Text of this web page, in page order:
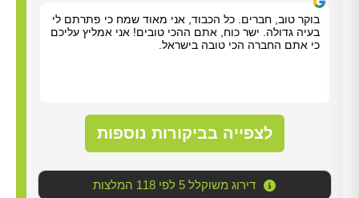
תודה על כל העזרה. התרשמנו מאוד מנריה לויאני. הוא
הגיע תוך שעה, ביצע את העבודה מהר ונתן לנו הסברים
ברורים. כל הכבוד!
לצפייה בביקורות נוספות
דירוג משוקלל 5 לפי 118 המלצות